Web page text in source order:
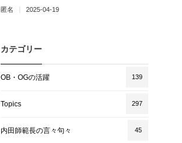
匿名 2025-04-19
カテゴリー
OB・OGの活躍 139
Topics 297
内田師範長の言々句々 45